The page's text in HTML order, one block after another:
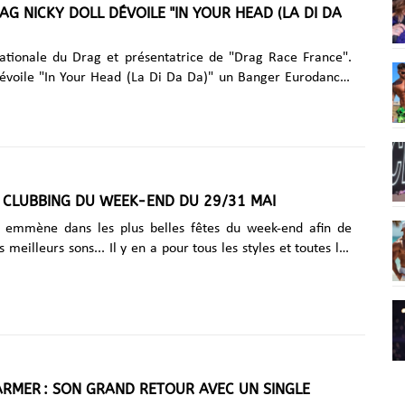
la nuit, de joli.e.s célibataires,......
NICKY DOLL DÉVOILE "IN YOUR HEAD (LA DI DA
du Drag et présentatrice de "Drag Race France".
"In Your Head (La Di Da Da)" un Banger Eurodance-
CLUBBING DU WEEK-END DU 29/31 MAI
emmène dans les plus belles fêtes du week-end afin de
meilleurs sons... Il y en a pour tous les styles et toutes les
House Of Aya — After Show au Gibus
son concert au Stade de France, direction le Gibus......
: SON GRAND RETOUR AVEC UN SINGLE